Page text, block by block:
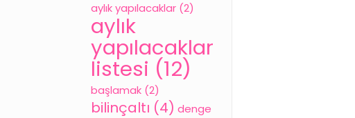
aylık yapılacaklar (2)
aylık
yapılacaklar
listesi (12)
başlamak (2)
bilinçaltı (4) denge